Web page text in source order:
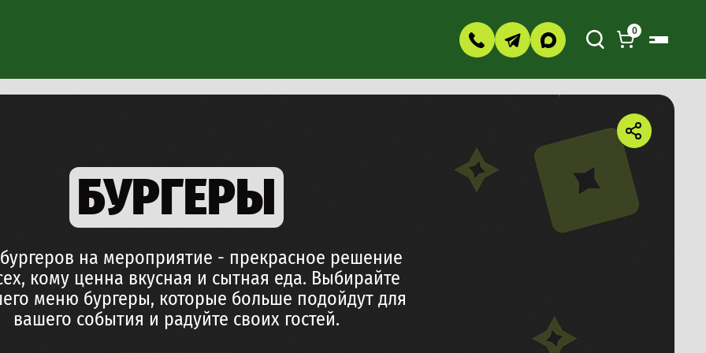
0
БУРГЕРЫ
на мероприятие - прекрасное решение
кому ценна вкусная и сытная еда. Выбирайте
меню бургеры, которые больше подойдут для
вашего события и радуйте своих гостей.